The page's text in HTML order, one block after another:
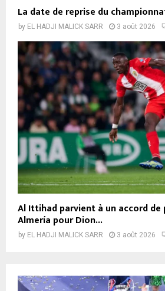
La date de reprise du
by EL HADJI MALICK SARR 3 août 2026
Al Ittihad parvient à un accord de
Almería pour Dion...
by EL HADJI MALICK SARR 3 août 2026